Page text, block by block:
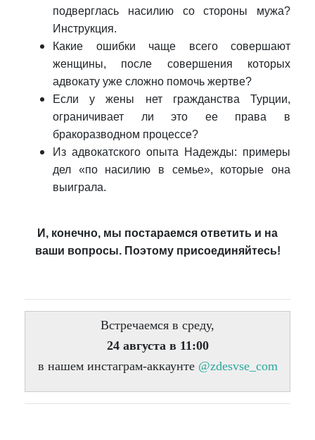
подверглась насилию со стороны мужа?
Инструкция.
Какие ошибки чаще всего совершают
женщины, после совершения которых
адвокату уже сложно помочь жертве?
Если у жены нет гражданства Турции,
ограничивает ли это ее права в
бракоразводном процессе?
Из адвокатского опыта Надежды: примеры
дел «по насилию в семье», которые она
выиграла.
И, конечно, мы постараемся ответить и на
ваши вопросы. Поэтому присоединяйтесь!
Встречаемся в среду,
24 августа в 11:00
в нашем инстаграм-аккаунте @zdesvse_com